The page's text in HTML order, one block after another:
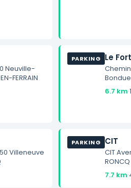
Neuville-
FERRAIN
PARKING Le Fort
6.7 km·
Villeneuve
PARKING CIT
CIT
RONCQ
7.7 km·